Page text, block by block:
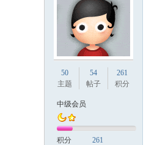
50
主题
54
帖子
261
积分
中级会员
积分 261